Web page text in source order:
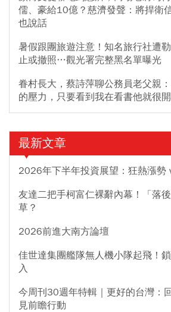
儒、豪給10億？慈濟發聲：將捍衛
也說話
暑假跟團旅遊注意！知名旅行社遭
止或撤照…觀光署完整黑名單曝光
眷村長大，蔡詩萍聊公務員老父親
的壓力，只要看到我在看書他就很
最新文章
2026年下半年投資展望：狂熱漲勢
友達二把手柯富仁裸辭內幕！「落
草？
2026前進大南方論壇
佳世達集團艦隊無人機小隊起飛！
入
今周刊30週年特輯｜更好的台灣：
見前瞻行動